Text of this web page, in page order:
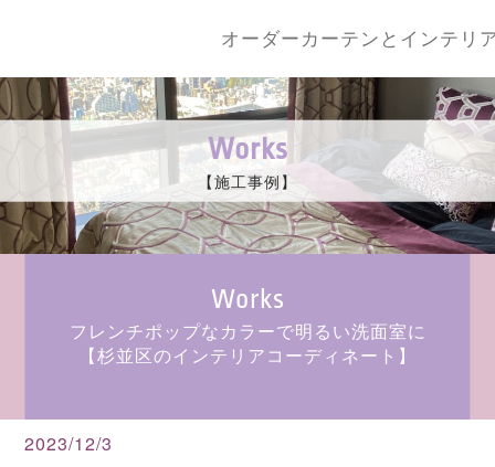
オーダーカーテンとインテリ
Works
【施工事例】
Works
フレンチポップなカラーで明るい洗面室に
【杉並区のインテリアコーディネート】
2023/12/3